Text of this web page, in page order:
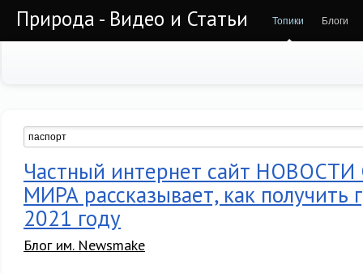
Природа - Видео и Статьи Топики Блоги
Частный интернет сайт
МИРА рассказывает, как получить
2021 году
Блог им. Newsmake